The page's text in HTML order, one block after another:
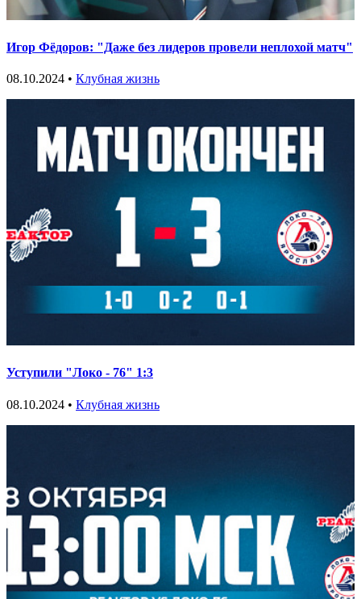
Игор Фёдоров: "Даже без лидеров провели неплохой матч"
08.10.2024 • Клубная жизнь
Уступили "Локо - 76" 1:3
08.10.2024 • Клубная жизнь